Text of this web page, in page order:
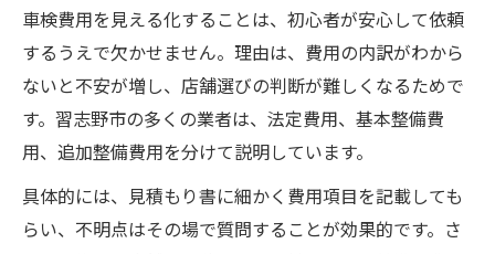
車検費用を見える化することは、初心者が安心して依頼
するうえで欠かせません。理由は、費用の内訳がわから
ないと不安が増し、店舗選びの判断が難しくなるためで
す。習志野市の多くの業者は、法定費用、基本整備費
用、追加整備費用を分けて説明しています。
具体的には、見積もり書に細かく費用項目を記載しても
らい、不明点はその場で質問することが効果的です。さ